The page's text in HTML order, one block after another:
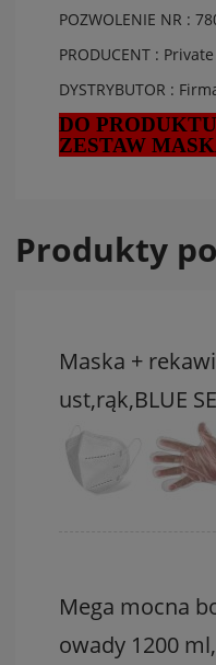
POZWOLENIE NR :
PRODUCENT :
DYSTRYBUTOR :
DO
ZESTAW
Produkty
Maska +
ust,rąk,BLUE
Mega mocna
owady 1200